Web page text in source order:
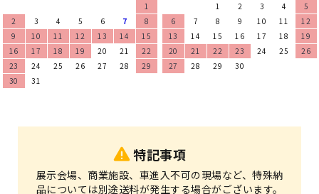
1
2
3 4 5 6 7
8
9
10 11 12 13 14
15
16
17 18 19 20 21
22
23
24 25 26 27 28
29
30
31
1 2 3 4
5
6
7 8 9 10 11
12
13
14 15 16 17 18
19
20
21 22 23 24 25
26
27
28 29 30
特記事項
展示会場、商業施設、車進入不可の現場など、特殊納
品については別途送料が発生する場合がございます。